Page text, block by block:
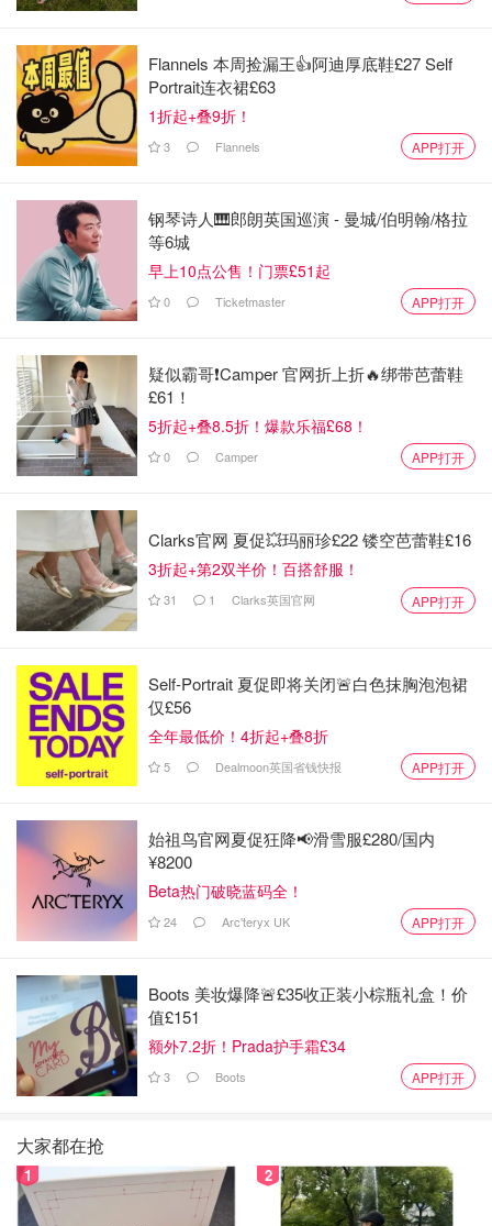
事实上，这并非凯特王妃首次遭遇隐私被侵犯。2012 年，
法国《Closer》杂志刊登了她在私人城堡日光浴的裸上身照
片，最终被法院判赔 10 万欧元。同年，《Paris Match》因
刊登她与家人的私人滑雪照也被判败诉。
随着 AI 技术越来越逼真、传播速度越来越快，如何保护公
众人物乃至普通人的肖像权与隐私，正成为英国乃至全球都
无法回避的难题。
如果你喜欢我们的文章记得❤喜欢+⭐收藏+📣分享
哦，也可
扣和攻略内容~
信息来源：express
Flannels 本周捡漏王👍阿迪厚底鞋£27 Self
Portrait连衣裙£63
1折起+叠9折！
3 Flannels APP打开
钢琴诗人🎹郎朗英国巡演 - 曼城/伯明翰/格拉
等6城
早上10点公售！门票£51起
0 Ticketmaster APP打开
疑似霸哥❗️Camper 官网折上折🔥绑带芭蕾鞋
£61！
5折起+叠8.5折！爆款乐福£68！
0 Camper APP打开
Clarks官网 夏促💥玛丽珍£22 镂空芭蕾鞋£16
3折起+第2双半价！百搭舒服！
31 1 Clarks英国官网 APP打开
Self-Portrait 夏促即将关闭🚨白色抹胸泡泡裙
仅£56
全年最低价！4折起+叠8折
5 Dealmoon英国省钱快报 APP打开
始祖鸟官网夏促狂降📢滑雪服£280/国内
¥8200
Beta热门破晓蓝码全！
24 Arc'teryx UK APP打开
Boots 美妆爆降🚨£35收正装小棕瓶礼盒！价
值£151
额外7.2折！Prada护手霜£34
3 Boots APP打开
大家都在抢
1 2